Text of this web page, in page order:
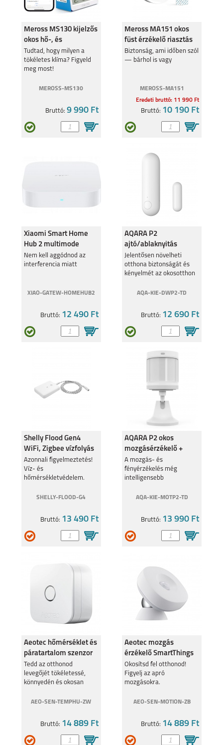
S24FE
FLIP6
A35
SAMSUNG GALAXY
S24+
SAMSUNG GALAXY
SAMSUNG GALAXY
SAMSUNG GALAXY
SAMSUNG GALAXY
SAMSUNG GALAXY
A34 5G
SAMSUNG GALAXY
S23 ULTRA
S23+
Meross MS130 kijelzős
okos hő-, és
páratartalom érzékelő
Tudtad, hogy milyen a
tökéletes klíma? Figyeld
meg most!
MEROSS-MS130
Bruttó: 9 990 Ft
Meross MA151 okos
füst érzékelő riasztás
funkcióval
Biztonság, ami időben szól
— bárhol is vagy
MEROSS-MA151
Eredeti bruttó: 11 990 Ft
Bruttó: 10 190 Ft
Xiaomi Smart Home
Hub 2 multimode
okosotthon központ
BHR6765GL
Nem kell aggódnod az
interferencia miatt
XIAO-GATEW-HOMEHUB2
Bruttó: 12 490 Ft
AQARA P2
ajtó/ablaknyitás
érzékelő (Thread,
Matter kompatibilis)
Jelentősen növelheti
otthona biztonságát és
kényelmét az okosotthon
AQA-KIE-DWP2-TD
Bruttó: 12 690 Ft
Shelly Flood Gen4
WiFi, Zigbee vízfolyás
és csőtörés érzékelő
Azonnali figyelmeztetés!
Víz- és
hőmérsékletvédelem.
SHELLY-FLOOD-G4
Bruttó: 13 490 Ft
AQARA P2 okos
mozgásérzékelő +
fényérzékelő (Thread,
Matter komp
A mozgás- és
fényérzékelés még
intelligensebb
AQA-KIE-MOTP2-TD
Bruttó: 13 990 Ft
Aeotec hőmérséklet és
páratartalom szenzor
Z-Wave ZWA039
Tedd az otthonod
levegőjét tökéletessé,
könnyedén és okosan
AEO-SEN-TEMPHU-ZW
Bruttó: 14 889 Ft
Aeotec mozgás
érzékelő SmartThings
kompatibilis Zigbee 3.0
AEOMS
Okosítsd fel otthonod!
Figyelj az apró
mozgásokra.
AEO-SEN-MOTION-ZB
Bruttó: 14 889 Ft